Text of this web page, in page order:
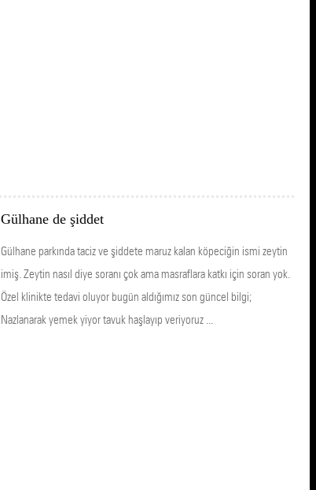
Gülhane de şiddet
Gülhane parkında taciz ve şiddete maruz kalan köpeciğin ismi zeytin
imiş. Zeytin nasıl diye soranı çok ama masraflara katkı için soran yok.
Özel klinikte tedavi oluyor bugün aldığımız son güncel bilgi;
Nazlanarak yemek yiyor tavuk haşlayıp veriyoruz ...